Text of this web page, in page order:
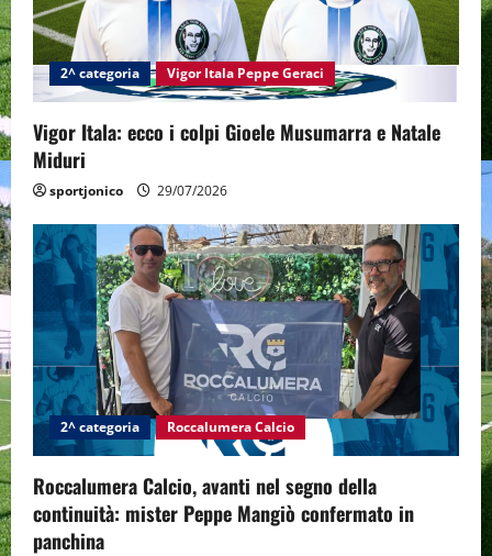
2^ categoria Vigor Itala Peppe Geraci
Vigor Itala: ecco i colpi Gioele Musumarra e Natale
Miduri
sportjonico 29/07/2026
2^ categoria Roccalumera Calcio
Roccalumera Calcio, avanti nel segno della
continuità: mister Peppe Mangiò confermato in
panchina